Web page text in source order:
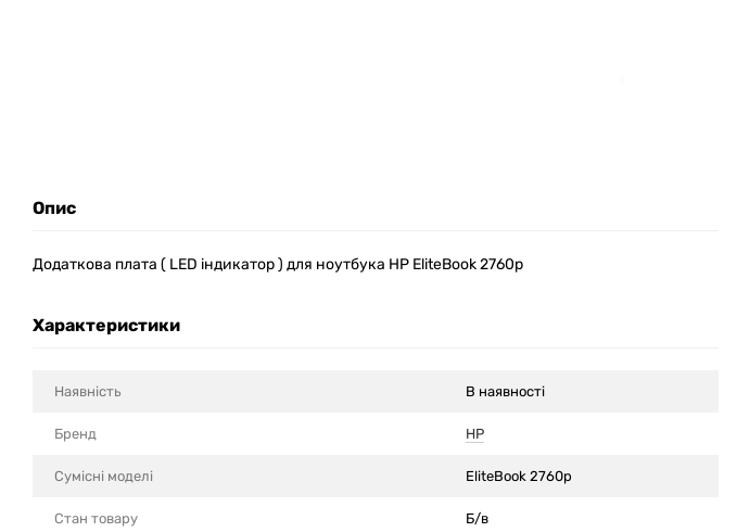
Опис
Додаткова плата ( LED індикатор ) для ноутбука HP EliteBook 2760p
Характеристики
Наявність В наявності
Бренд HP
Сумісні моделi EliteBook 2760p
Стан товару Б/в